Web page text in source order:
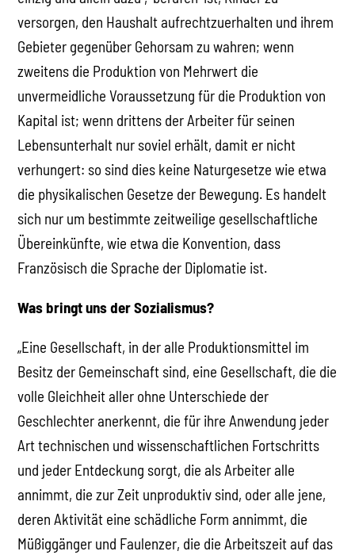
versorgen, den Haushalt aufrechtzuerhalten und ihrem
Gebieter gegenüber Gehorsam zu wahren; wenn
zweitens die Produktion von Mehrwert die
unvermeidliche Voraussetzung für die Produktion von
Kapital ist; wenn drittens der Arbeiter für seinen
Lebensunterhalt nur soviel erhält, damit er nicht
verhungert: so sind dies keine Naturgesetze wie etwa
die physikalischen Gesetze der Bewegung. Es handelt
sich nur um bestimmte zeitweilige gesellschaftliche
Übereinkünfte, wie etwa die Konvention, dass
Französisch die Sprache der Diplomatie ist.
Was bringt uns der Sozialismus?
„Eine Gesellschaft, in der alle Produktionsmittel im
Besitz der Gemeinschaft sind, eine Gesellschaft, die die
volle Gleichheit aller ohne Unterschiede der
Geschlechter anerkennt, die für ihre Anwendung jeder
Art technischen und wissenschaftlichen Fortschritts
und jeder Entdeckung sorgt, die als Arbeiter alle
annimmt, die zur Zeit unproduktiv sind, oder alle jene,
deren Aktivität eine schädliche Form annimmt, die
Müßiggänger und Faulenzer, die die Arbeitszeit auf das